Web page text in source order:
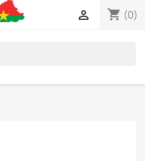
shopping_cart (0)
